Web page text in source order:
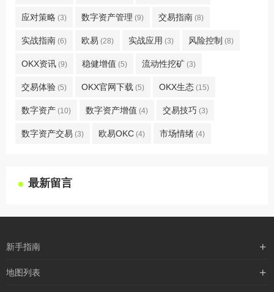
应对策略 (3) 数字资产管理 (9) 交易指南 (8)
实战指南 (6) 欧易 (28) 实战应用 (3) 风险控制 (8)
OKX资讯 (9) 稳健增值 (5) 流动性挖矿 (3)
交易体验 (5) OKX官网下载 (5) OKX生态 (15)
数字资产 (10) 数字资产增值 (4) 交易技巧 (3)
数字资产交易 (3) 欧易OKC (4) 市场情绪 (4)
最新留言
新手指南
购买流程
地图列表